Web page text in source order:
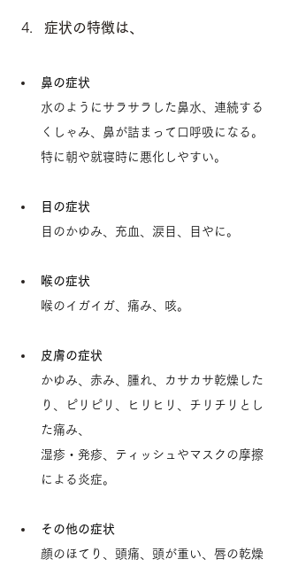
症状の特徴は、
鼻の症状
水のようにサラサラした鼻水、連続する
くしゃみ、鼻が詰まって口呼吸になる。
特に朝や就寝時に悪化しやすい。
目の症状
目のかゆみ、充血、涙目、目やに。
喉の症状
喉のイガイガ、痛み、咳。
皮膚の症状
かゆみ、赤み、腫れ、カサカサ乾燥した
り、ピリピリ、ヒリヒリ、チリチリとし
た痛み、
湿疹・発疹、ティッシュやマスクの摩擦
による炎症。
その他の症状
顔のほてり、頭痛、頭が重い、唇の乾燥